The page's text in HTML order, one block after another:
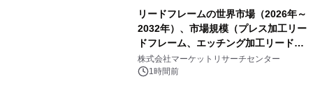
リードフレームの世界市場（2026年～
2032年）、市場規模（プレス加工リー
ドフレーム、エッチング加工リードフ
レーム）・分析レポートを発表
株式会社マーケットリサーチセンター
1時間前